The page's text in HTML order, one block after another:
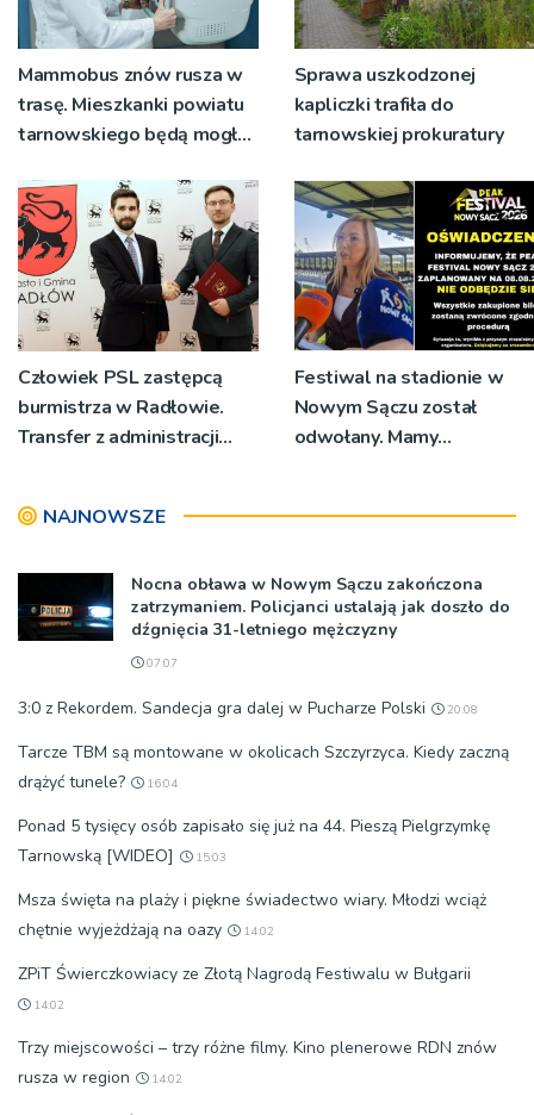
Mammobus znów rusza w
trasę. Mieszkanki powiatu
tarnowskiego będą mogły
badania
Sprawa uszkodzonej
kapliczki trafiła do
tarnowskiej prokuratury
Człowiek PSL zastępcą
burmistrza w Radłowie.
Transfer z administracji
Festiwal na stadionie w
Nowym Sączu został
odwołany. Mamy
NAJNOWSZE
Nocna obława w Nowym Sączu zakończona
zatrzymaniem. Policjanci ustalają jak doszło do
dźgnięcia 31-letniego mężczyzny
07:07
3:0 z Rekordem. Sandecja gra dalej w Pucharze Polski 20:08
Tarcze TBM są montowane w okolicach Szczyrzyca. Kiedy zaczną
drążyć tunele?
16:04
Ponad 5 tysięcy osób zapisało się już na 44. Pieszą Pielgrzymkę
Tarnowską [WIDEO]
15:03
Msza święta na plaży i piękne świadectwo wiary. Młodzi wciąż
chętnie wyjeżdżają na oazy
14:02
ZPiT Świerczkowiacy ze Złotą Nagrodą Festiwalu w Bułgarii
14:02
Trzy miejscowości – trzy różne filmy. Kino plenerowe RDN znów
rusza w region
14:02